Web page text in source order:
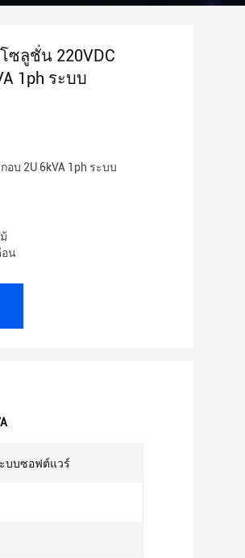
ซลูชั่น 220VDC
1ph ระบบ
อบ 2U 6kVA 1ph ระบบ
อน
บบซอฟต์แวร์